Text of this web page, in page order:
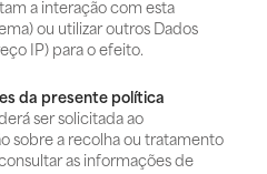
a interação com esta
ou utilizar outros Dados
IP) para o efeito.
da presente política
ser solicitada ao
sobre a recolha ou tratamento
as informações de